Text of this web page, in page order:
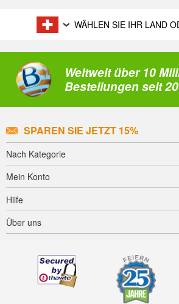
WÄHLEN SIE IHR LAND
Weltweit über 10
Bestellungen seit
SPAREN SIE JETZT 15%
Nach Kategorie
Mein Konto
Hilfe
Über uns